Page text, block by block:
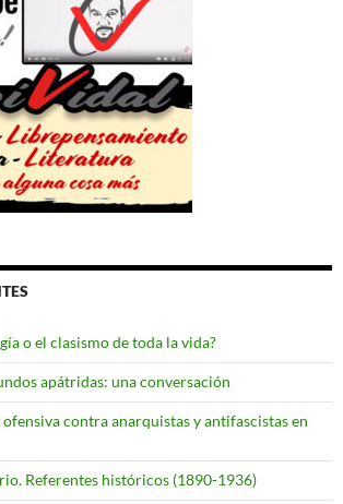
o el clasismo de toda la vida?
apátridas: una conversación
contra anarquistas y antifascistas en
Referentes históricos (1890-1936)